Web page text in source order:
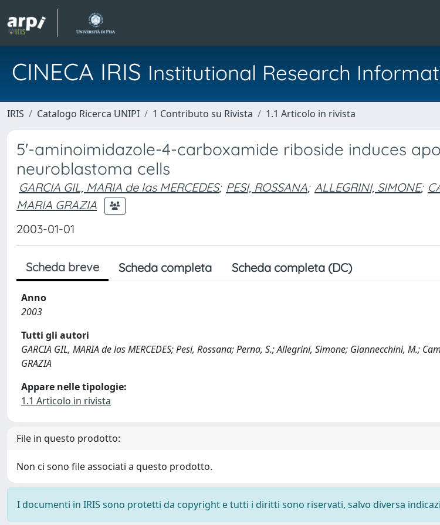
CINECA IRIS Institutional Research
IRIS Catalogo Ricerca UNIPI 1 Contributo su Rivista 1.1 Articolo in rivista
5'-aminoimidazole-4-carboxamide riboside induces
neuroblastoma cells
GARCIA GIL, MARIA de las MERCEDES; PESI, ROSSANA; ALLEGRINI, SIMONE;
MARIA GRAZIA
2003-01-01
Scheda breve Scheda completa Scheda completa (DC)
Anno
2003
Tutti gli autori
GARCIA GIL, MARIA de las MERCEDES; Pesi, Rossana; Perna, S.; Allegrini, Simone; Giannecchini, M.;
GRAZIA
Appare nelle tipologie:
1.1 Articolo in rivista
File in questo prodotto:
Non ci sono file associati a questo prodotto.
I documenti in IRIS sono protetti da copyright e tutti i diritti sono riservati, salvo diversa